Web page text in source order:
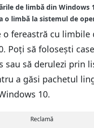
o fereastră cu
Poți să folosești
sau să derulezi prin
a găsi pachetul
10.
Reclamă